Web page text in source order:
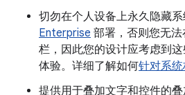
切勿在个人设备上永久隐藏
Enterprise 部署，否则您无
栏，因此您的设计应考虑到
体验。详细了解如何针对系
提供用于叠加文字和控件的叠